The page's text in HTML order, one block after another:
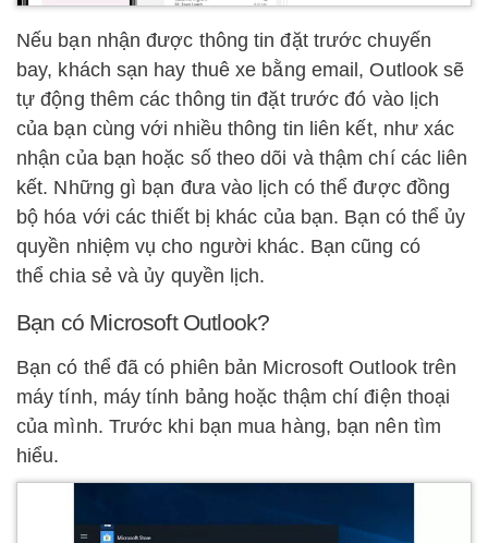
Nếu bạn nhận được thông tin đặt trước chuyến
bay, khách sạn hay thuê xe bằng email, Outlook sẽ
tự động thêm các thông tin đặt trước đó vào lịch
của bạn cùng với nhiều thông tin liên kết, như xác
nhận của bạn hoặc số theo dõi và thậm chí các liên
kết. Những gì bạn đưa vào lịch có thể được đồng
bộ hóa với các thiết bị khác của bạn. Bạn có thể ủy
quyền nhiệm vụ cho người khác. Bạn cũng có
thể chia sẻ và ủy quyền lịch.
Bạn có Microsoft Outlook?
Bạn có thể đã có phiên bản Microsoft Outlook trên
máy tính, máy tính bảng hoặc thậm chí điện thoại
của mình. Trước khi bạn mua hàng, bạn nên tìm
hiểu.